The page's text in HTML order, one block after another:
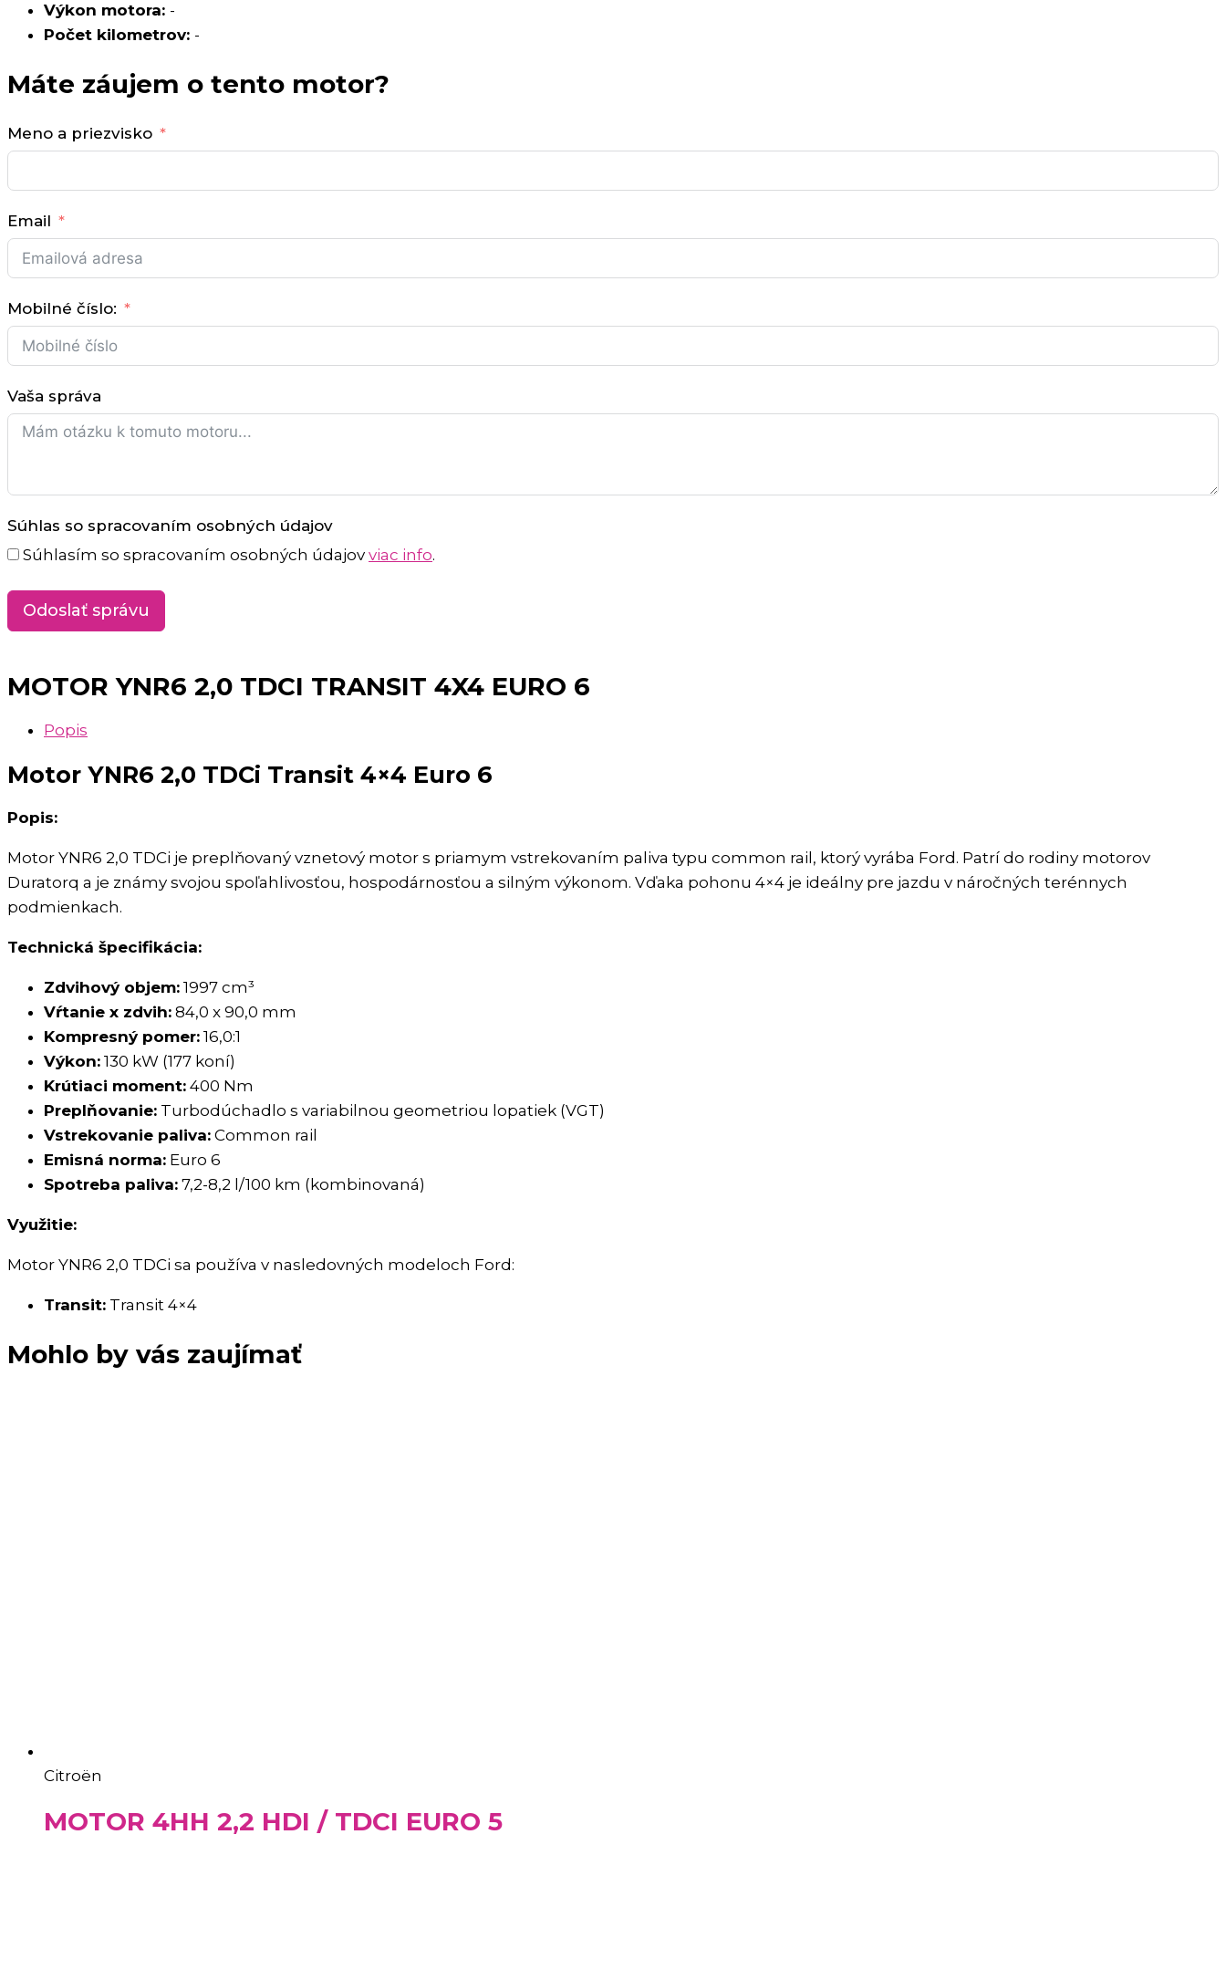
Výkon motora: -
Počet kilometrov: -
Máte záujem o tento motor?
Meno a priezvisko
Email
Mobilné číslo:
Vaša správa
Súhlas so spracovaním osobných údajov
Súhlasím so spracovaním osobných údajov viac info.
Odoslať správu
MOTOR YNR6 2,0 TDCI TRANSIT 4X4 EURO 6
Popis
Motor YNR6 2,0 TDCi Transit 4×4 Euro 6
Popis:
Motor YNR6 2,0 TDCi je preplňovaný vznetový motor s priamym vstrekovaním paliva typu common rail, ktorý vyrába Ford. Patrí do rodiny motorov
Duratorq a je známy svojou spoľahlivosťou, hospodárnosťou a silným výkonom. Vďaka pohonu 4×4 je ideálny pre jazdu v náročných terénnych
podmienkach.
Technická špecifikácia:
Zdvihový objem: 1997 cm³
Vŕtanie x zdvih: 84,0 x 90,0 mm
Kompresný pomer: 16,0:1
Výkon: 130 kW (177 koní)
Krútiaci moment: 400 Nm
Preplňovanie: Turbodúchadlo s variabilnou geometriou lopatiek (VGT)
Vstrekovanie paliva: Common rail
Emisná norma: Euro 6
Spotreba paliva: 7,2-8,2 l/100 km (kombinovaná)
Využitie:
Motor YNR6 2,0 TDCi sa používa v nasledovných modeloch Ford:
Transit: Transit 4×4
Mohlo by vás zaujímať
Citroën
MOTOR 4HH 2,2 HDI / TDCI EURO 5